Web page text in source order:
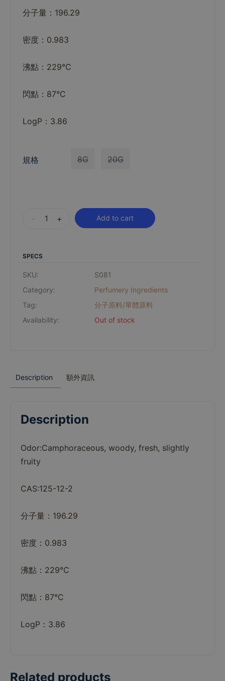
分子量：196.29
密度：0.983
沸點：229°C
閃點：87°C
LogP：3.86
規格 8G 20G
+ Add to cart
SPECS
SKU:
S081
Category:
Perfumery Ingredients
Tag:
分子原料/單體原料
Availability:
Out of stock
Description 額外資訊
Description
Odor:Camphoraceous, woody, fresh, slightly
fruity
CAS:125-12-2
分子量：196.29
密度：0.983
沸點：229°C
閃點：87°C
LogP：3.86
Related products